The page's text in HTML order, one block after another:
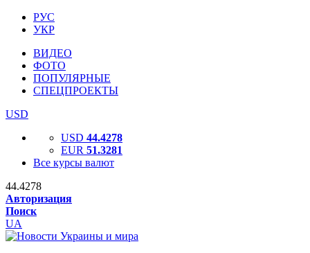
РУС
УКР
ВИДЕО
ФОТО
ПОПУЛЯРНЫЕ
СПЕЦПРОЕКТЫ
USD
USD 44.4278
EUR 51.3281
Все курсы валют
44.4278
Авторизация
Поиск
UA